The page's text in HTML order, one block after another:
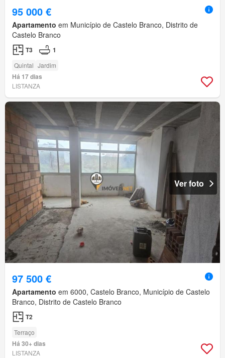
95 000 €
Apartamento em Município de Castelo Branco, Distrito de
Castelo Branco
T3 1
Quintal Jardim
Há 17 dias
LISTANZA
Ver foto
97 500 €
Apartamento em 6000, Castelo Branco, Município de Castelo
Branco, Distrito de Castelo Branco
T2
Terraço
Há 30+ dias
LISTANZA